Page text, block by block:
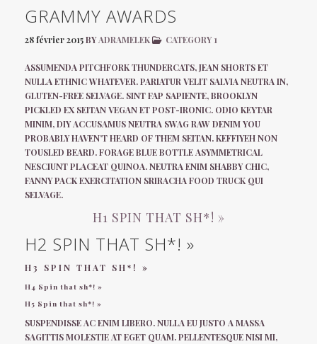
GRAMMY AWARDS
28 février 2015BYADRAMELEK CATEGORY 1
ASSUMENDA PITCHFORK THUNDERCATS, JEAN SHORTS ET
NULLA ETHNIC WHATEVER. PARIATUR VELIT SALVIA NEUTRA IN,
GLUTEN-FREE SELVAGE. SINT FAP SAPIENTE, BROOKLYN
PICKLED EX SEITAN VEGAN ET POST-IRONIC. ODIO KEYTAR
MINIM, DIY ACCUSAMUS NEUTRA SWAG RAW DENIM YOU
PROBABLY HAVEN’T HEARD OF THEM SEITAN. KEFFIYEH NON
TOUSLED BEARD. FORAGE BLUE BOTTLE ASYMMETRICAL
NESCIUNT PLACEAT QUINOA. NEUTRA ENIM SHABBY CHIC,
FANNY PACK EXERCITATION SRIRACHA FOOD TRUCK QUI
SELVAGE.
H1 SPIN THAT SH*! »
H2 SPIN THAT SH*! »
H3 SPIN THAT SH*! »
H4 Spin that sh*! »
H5 Spin that sh*! »
SUSPENDISSE AC ENIM LIBERO. NULLA EU JUSTO A MASSA
SAGITTIS MOLESTIE AT EGET QUAM. PELLENTESQUE NISI MI,